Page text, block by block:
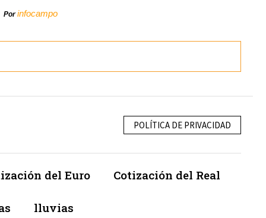
Porinfocampo
POLÍTICA DE PRIVACIDAD
del Euro Cotización del Real
lluvias